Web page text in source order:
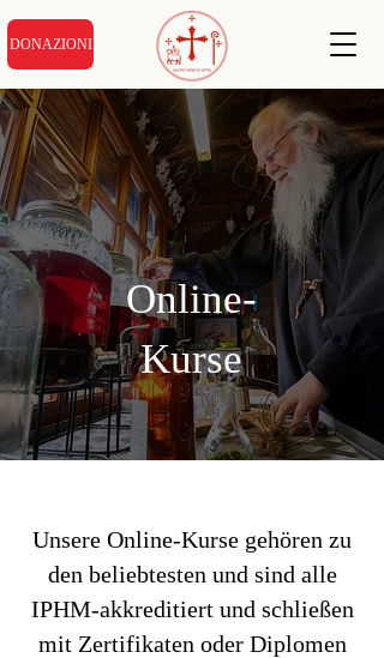
DONAZIONI
Online-
Kurse
Unsere Online-Kurse gehören zu
den beliebtesten und sind alle
IPHM-akkreditiert und schließen
mit Zertifikaten oder Diplomen